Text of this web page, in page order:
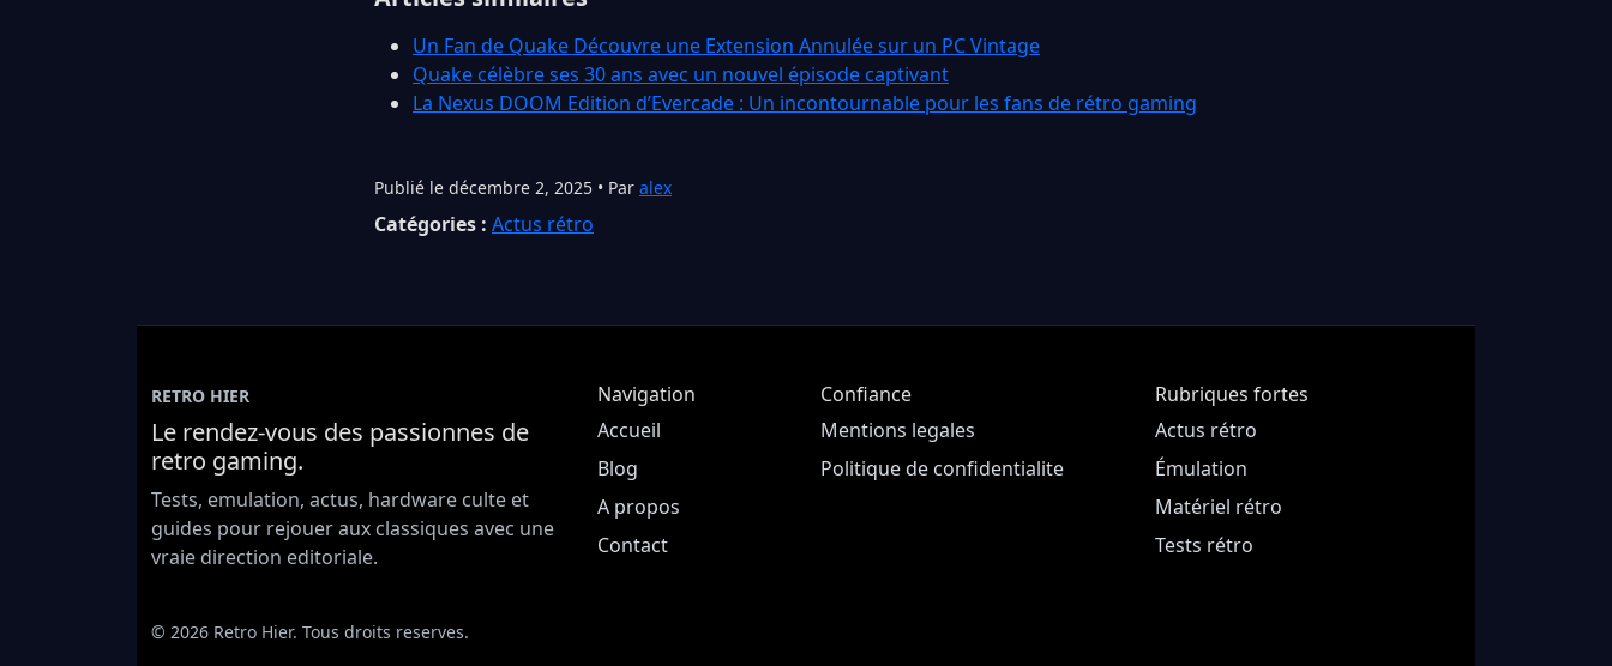
Un Fan de Quake Découvre une Extension Annulée sur un PC Vintage
Quake célèbre ses 30 ans avec un nouvel épisode captivant
La Nexus DOOM Edition d’Evercade : Un incontournable pour les fans de rétro gaming
Publié le décembre 2, 2025 • Par alex
Catégories : Actus rétro
RETRO HIER
Le rendez-vous des passionnes de
retro gaming.
Tests, emulation, actus, hardware culte et
guides pour rejouer aux classiques avec une
vraie direction editoriale.
Navigation
Accueil
Blog
A propos
Contact
Confiance
Mentions legales
Politique de confidentialite
Rubriques fortes
Actus rétro
Émulation
Matériel rétro
Tests rétro
© 2026 Retro Hier. Tous droits reserves.